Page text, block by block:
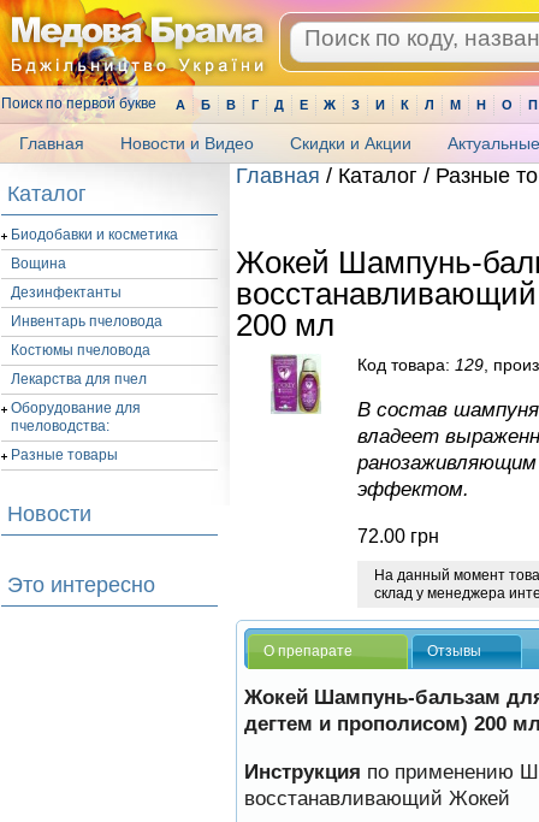
Поиск по первой букве А Б В Г Д Е Ж З И К Л М Н О П
Главная Новости и Видео Скидки и Акции
Каталог
Биодобавки и косметика
Вощина
Дезинфектанты
Инвентарь пчеловода
Костюмы пчеловода
Лекарства для пчел
Оборудование для
пчеловодства:
Разные товары
Новости
Это интересно
Главная / Каталог / Разные
Жокей Шампунь-
200 мл
Код товара: 129 ,
В состав
владеет
эффектом.
72.00 грн
На данный момент
склад у менеджера
О препарате Отзывы
Жокей Шампунь-бальзам
дегтем и прополисом) 200
Инструкция по применению
восстанавливающий Жокей